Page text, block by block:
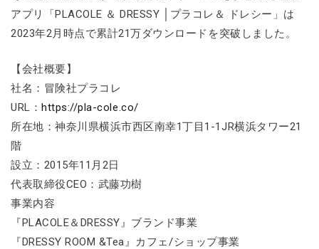
アプリ「PLACOLE ＆ DRESSY │プラコレ＆ ドレシー」は
2023年2月時点で累計21万ダウンロードを突破しました。
【会社概要】
社名：冒険社プラコレ
URL：https://pla-cole.co/
所在地：神奈川県横浜市西区南幸1丁目1-1JR横浜タワー21
階
設立：2015年11月2日
代表取締役CEO：武藤功樹
事業内容
『PLACOLE＆DRESSY』ブランド事業
『DRESSY ROOM &Tea』カフェ/ショップ事業